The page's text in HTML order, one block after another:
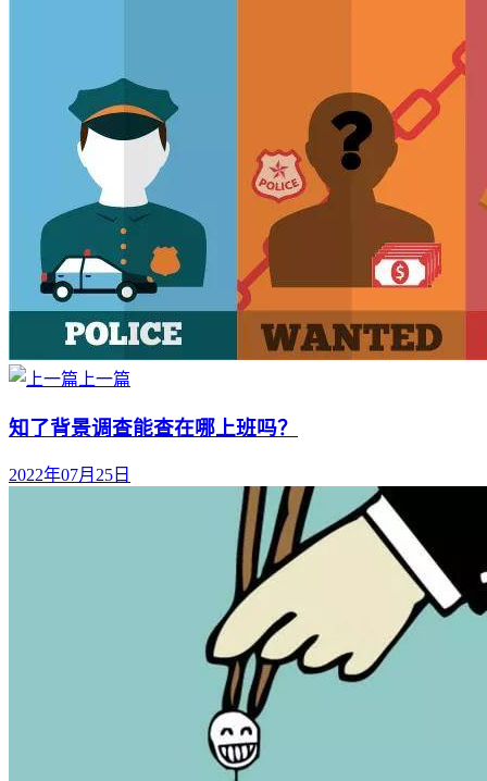
上一篇
知了背景调查能查在哪上班吗？
2022年07月25日